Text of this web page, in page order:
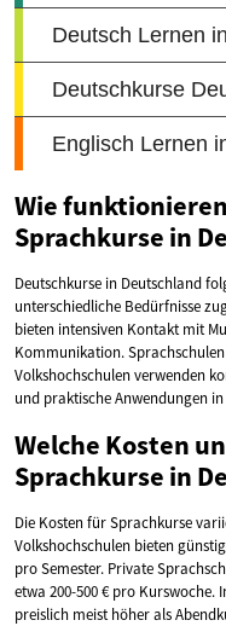
Wie
Sprachkurse in
Deutschkurse in Deutschland
unterschiedliche Bedürfnisse
bieten intensiven Kontakt mit
Kommunikation.
Volkshochschulen verwenden
und praktische Anwendungen
Welche Kosten
Sprachkurse in
Die Kosten für Sprachkurse
Volkshochschulen bieten
pro Semester. Private
etwa 200-500 € pro
preislich meist höher als